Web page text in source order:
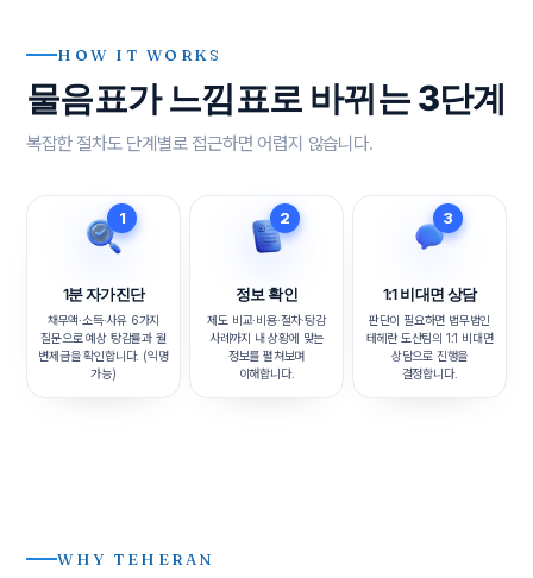
HOW IT WORKS
물음표가 느낌표로 바뀌는 3단계
복잡한 절차도 단계별로 접근하면 어렵지 않습니다.
1
1분 자가진단
채무액·소득·사유 6가지
질문으로 예상 탕감률과 월
변제금을 확인합니다. (익명
가능)
2
정보 확인
제도 비교·비용·절차·탕감
사례까지 내 상황에 맞는
정보를 펼쳐보며
이해합니다.
3
1:1 비대면 상담
판단이 필요하면 법무법인
테헤란 도산팀의 1:1 비대면
상담으로 진행을
결정합니다.
WHY TEHERAN